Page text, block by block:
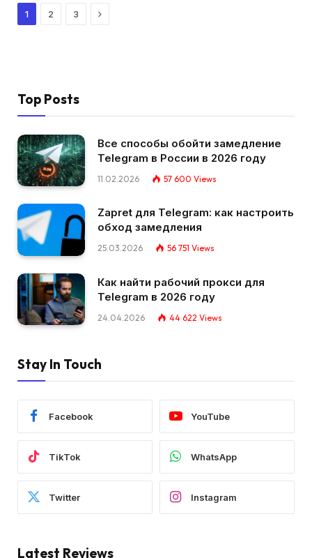
1 2 3 Next
Top Posts
Все способы обойти замедление
Telegram в России в 2026 году
11.02.2026 57 600 Views
Zapret для Telegram: как настроить
обход замедления
25.03.2026 56 751 Views
Как найти рабочий прокси для
Telegram в 2026 году
24.04.2026 44 622 Views
Stay In Touch
Facebook YouTube
TikTok WhatsApp
Twitter Instagram
Latest Reviews